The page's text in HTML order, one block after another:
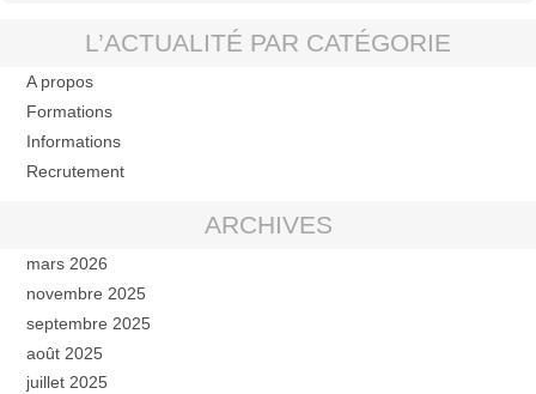
L’ACTUALITÉ PAR CATÉGORIE
A propos
Formations
Informations
Recrutement
ARCHIVES
mars 2026
novembre 2025
septembre 2025
août 2025
juillet 2025